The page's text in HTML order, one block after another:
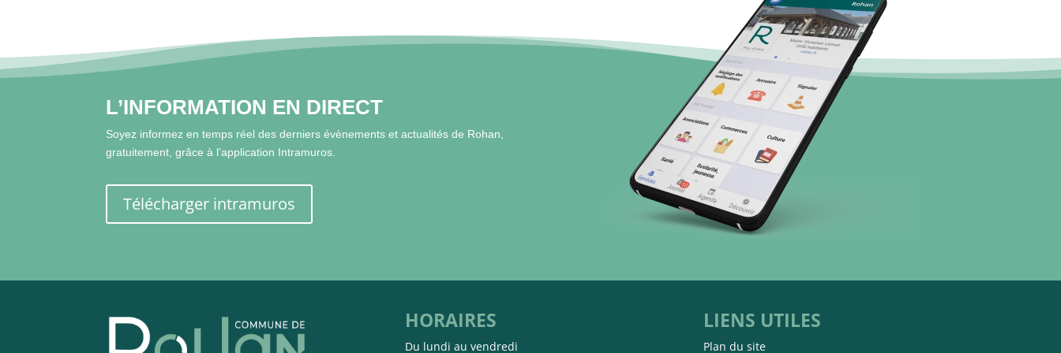
L’INFORMATION EN DIRECT
Soyez informez en temps réel des derniers évènements et actualités de Rohan,
gratuitement, grâce à l’application Intramuros.
Télécharger intramuros
HORAIRES
Du lundi au vendredi
LIENS UTILES
Plan du site